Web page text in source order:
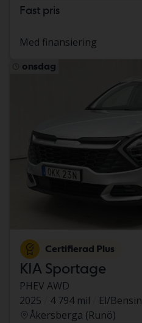
Fast pris
Med finansiering
onsdag
Certifierad Plus
KIA Sportage
PHEV AWD
2025
4 794 mil
El/Bensin
Åkersberga (Runö)